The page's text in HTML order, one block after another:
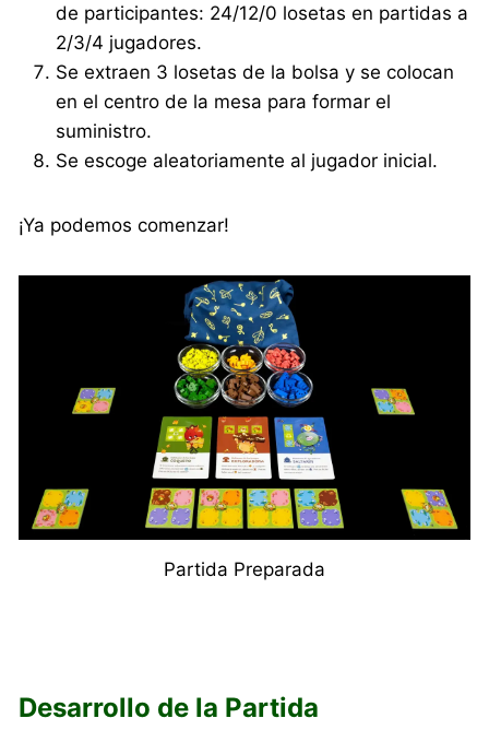
de participantes: 24/12/0 losetas en partidas a
2/3/4 jugadores.
Se extraen 3 losetas de la bolsa y se colocan
en el centro de la mesa para formar el
suministro.
Se escoge aleatoriamente al jugador inicial.
¡Ya podemos comenzar!
Partida Preparada
Desarrollo de la Partida